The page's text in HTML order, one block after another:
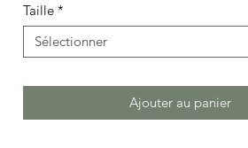
Taille *
Sélectionner
Ajouter au panier